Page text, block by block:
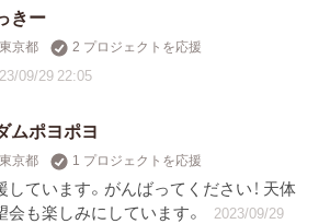
きー
東京都 2 プロジェクトを応援
09/29 22:05
ムポヨポヨ
東京都 1 プロジェクトを応援
しています。がんばってください！ 天体
会も楽しみにしています。
2023/09/29